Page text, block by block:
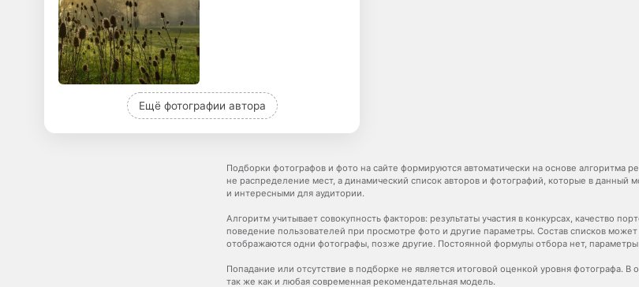
Ещё фотографии автора
Подборки фотографов и фото на сайте формируются автоматически на основе алгоритма
не распределение мест, а динамический список авторов и фотографий, которые в данный
и интересными для аудитории.
Алгоритм учитывает совокупность факторов: результаты участия в конкурсах, качество
поведение пользователей при просмотре фото и другие параметры. Состав списков
отображаются одни фотографы, позже другие. Постоянной формулы отбора нет, параметры
Попадание или отсутствие в подборке не является итоговой оценкой уровня фотографа. В
так же как и любая современная рекомендательная модель.